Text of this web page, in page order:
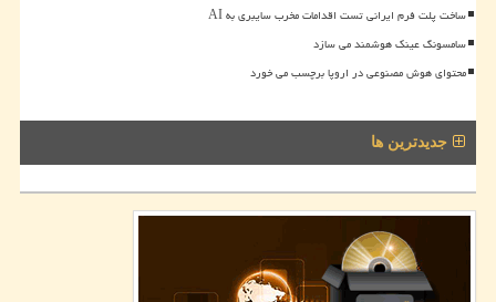
ساخت پلت فرم ایرانی تست اقدامات مخرب سایبری به AI
سامسونگ عینک هوشمند می سازد
محتوای هوش مصنوعی در اروپا برچسب می خورد
جدیدترین ها